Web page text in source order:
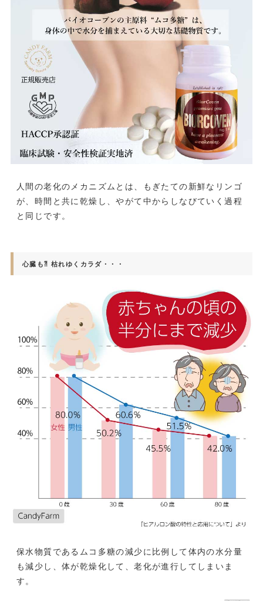
人間の老化のメカニズムとは、もぎたての新鮮なリンゴ
が、時間と共に乾燥し、やがて中からしなびていく過程
と同じです。
心臓も⁈ 枯れゆくカラダ・・・
保水物質であるムコ多糖の減少に比例して体内の水分量
も減少し、体が乾燥化して、老化が進行してしまいま
す。